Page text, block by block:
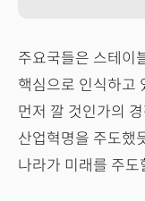
주요국들은 스테이
핵심으로 인식하고
먼저 깔 것인가의
산업혁명을 주도했
나라가 미래를 주도